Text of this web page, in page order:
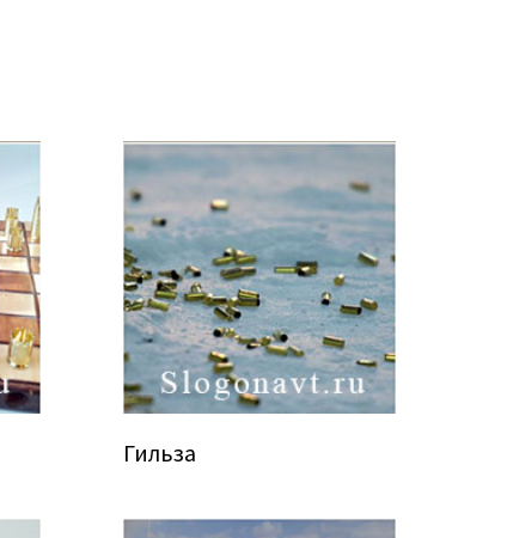
Гильза